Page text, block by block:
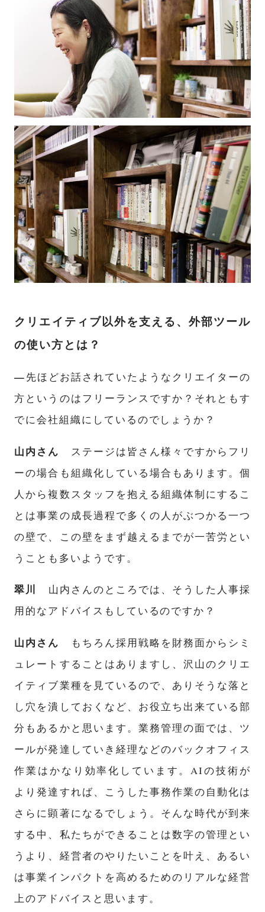
クリエイティブ以外を支える、外部ツール
の使い方とは？
—先ほどお話されていたようなクリエイターの
方というのはフリーランスですか？それともす
でに会社組織にしているのでしょうか？
山内さん
ステージは皆さん様々ですからフリ
ーの場合も組織化している場合もあります。個
人から複数スタッフを抱える組織体制にするこ
とは事業の成長過程で多くの人がぶつかる一つ
の壁で、この壁をまず越えるまでが一苦労とい
うことも多いようです。
翠川
山内さんのところでは、そうした人事採
用的なアドバイスもしているのですか？
山内さん
もちろん採用戦略を財務面からシミ
ュレートすることはありますし、沢山のクリエ
イティブ業種を見ているので、ありそうな落と
し穴を潰しておくなど、お役立ち出来ている部
分もあるかと思います。業務管理の面では、ツ
ールが発達していき経理などのバックオフィス
作業はかなり効率化しています。AIの技術が
より発達すれば、こうした事務作業の自動化は
さらに顕著になるでしょう。そんな時代が到来
する中、私たちができることは数字の管理とい
うより、経営者のやりたいことを叶え、あるい
は事業インパクトを高めるためのリアルな経営
上のアドバイスと思います。